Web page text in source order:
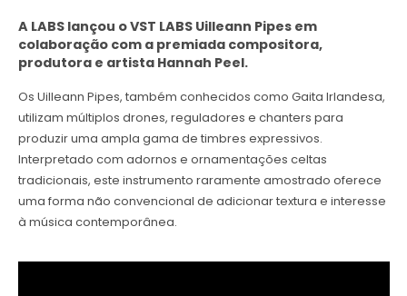
A LABS lançou o VST LABS Uilleann Pipes em
colaboração com a premiada compositora,
produtora e artista Hannah Peel.
Os Uilleann Pipes, também conhecidos como Gaita Irlandesa,
utilizam múltiplos drones, reguladores e chanters para
produzir uma ampla gama de timbres expressivos.
Interpretado com adornos e ornamentações celtas
tradicionais, este instrumento raramente amostrado oferece
uma forma não convencional de adicionar textura e interesse
à música contemporânea.